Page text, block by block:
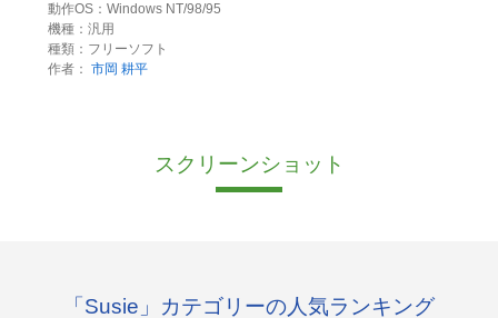
動作OS：Windows NT/98/95
機種：汎用
種類：フリーソフト
作者： 市岡 耕平
スクリーンショット
「Susie」カテゴリーの人気ランキング